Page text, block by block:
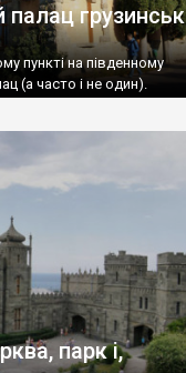
пункті на південному
(а часто і не один).
парк і,